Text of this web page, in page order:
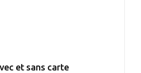
et sans carte